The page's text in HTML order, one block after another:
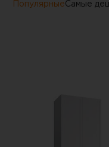
ПопулярныеСамые